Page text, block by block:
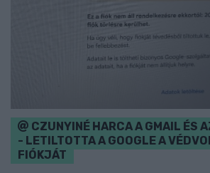
CZUNYINÉ HARCA A GMAIL ÉS
- LETILTOTTA A GOOGLE A
FIÓKJÁT